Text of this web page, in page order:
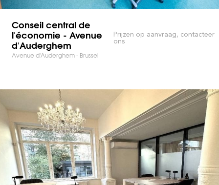
Conseil central de
l'économie - Avenue
d'Auderghem
Avenue d'Auderghem - Brussel
Prijzen op aanvraag, contacteer
ons